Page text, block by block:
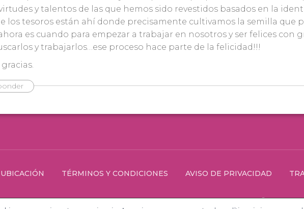
y talentos de las que hemos sido revestidos basados en la
los tesoros están ahí donde precisamente cultivamos la semilla que
es cuando para empezar a trabajar en nosotros y ser felices con
y trabajarlos…ese proceso hace parte de la felicidad!!!
UBICACIÓN TÉRMINOS Y CONDICIONES AVISO DE PRIVACIDAD
© 2021